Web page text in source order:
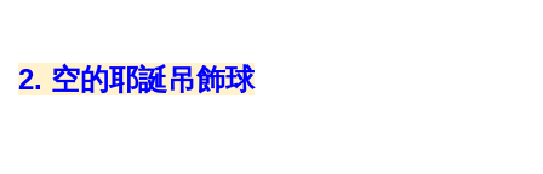
2. 空的耶誕吊飾球